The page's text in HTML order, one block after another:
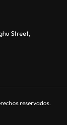
Street,
reservados.